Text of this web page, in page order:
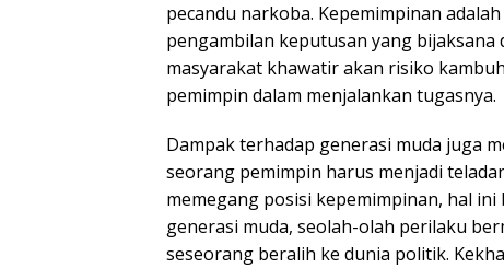
pecandu narkoba. Kepemimpinan
pengambilan keputusan yang
masyarakat khawatir akan risiko
pemimpin dalam menjalankan tugasnya.
Dampak terhadap generasi muda juga
seorang pemimpin harus menjadi
memegang posisi kepemimpinan, hal
generasi muda, seolah-olah perilaku
seseorang beralih ke dunia politik.